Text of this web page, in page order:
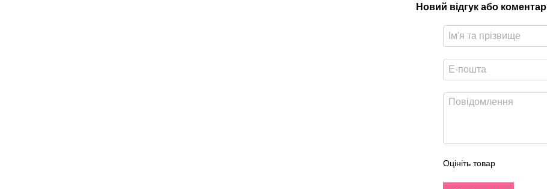
Новий відгук або коментар
Оцініть товар